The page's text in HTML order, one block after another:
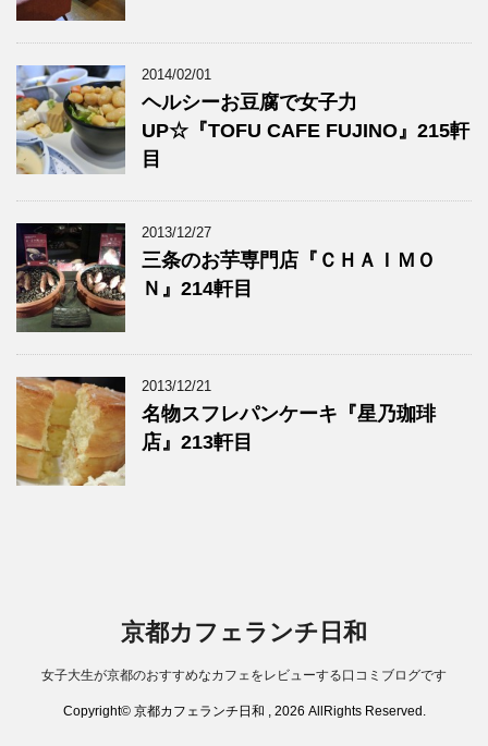
2014/02/01
ヘルシーお豆腐で女子力
UP☆『TOFU CAFE FUJINO』215軒
目
2013/12/27
三条のお芋専門店『ＣＨＡＩＭＯ
Ｎ』214軒目
2013/12/21
名物スフレパンケーキ『星乃珈琲
店』213軒目
京都カフェランチ日和
女子大生が京都のおすすめなカフェをレビューする口コミブログです
Copyright© 京都カフェランチ日和 , 2026 AllRights Reserved.